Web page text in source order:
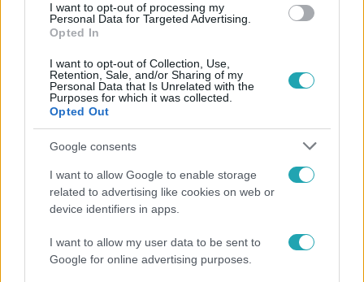
I want to opt-out of processing my
Personal Data for Targeted Advertising.
Opted In
I want to opt-out of Collection, Use,
Retention, Sale, and/or Sharing of my
Personal Data that Is Unrelated with the
Purposes for which it was collected.
Opted Out
Google consents
I want to allow Google to enable storage
related to advertising like cookies on web or
device identifiers in apps.
I want to allow my user data to be sent to
Google for online advertising purposes.
HÍRADÓ #VIDEÓ #ADÁSRÉSZLETEK
TOP HÍREK #BELFÖLD #SÜRGŐSSÉGI OSZTÁLY
# TILTAKOZÁS